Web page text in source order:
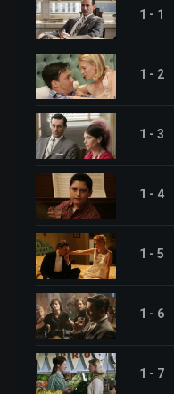
1 - 1
1 - 2
1 - 3
1 - 4
1 - 5
1 - 6
1 - 7